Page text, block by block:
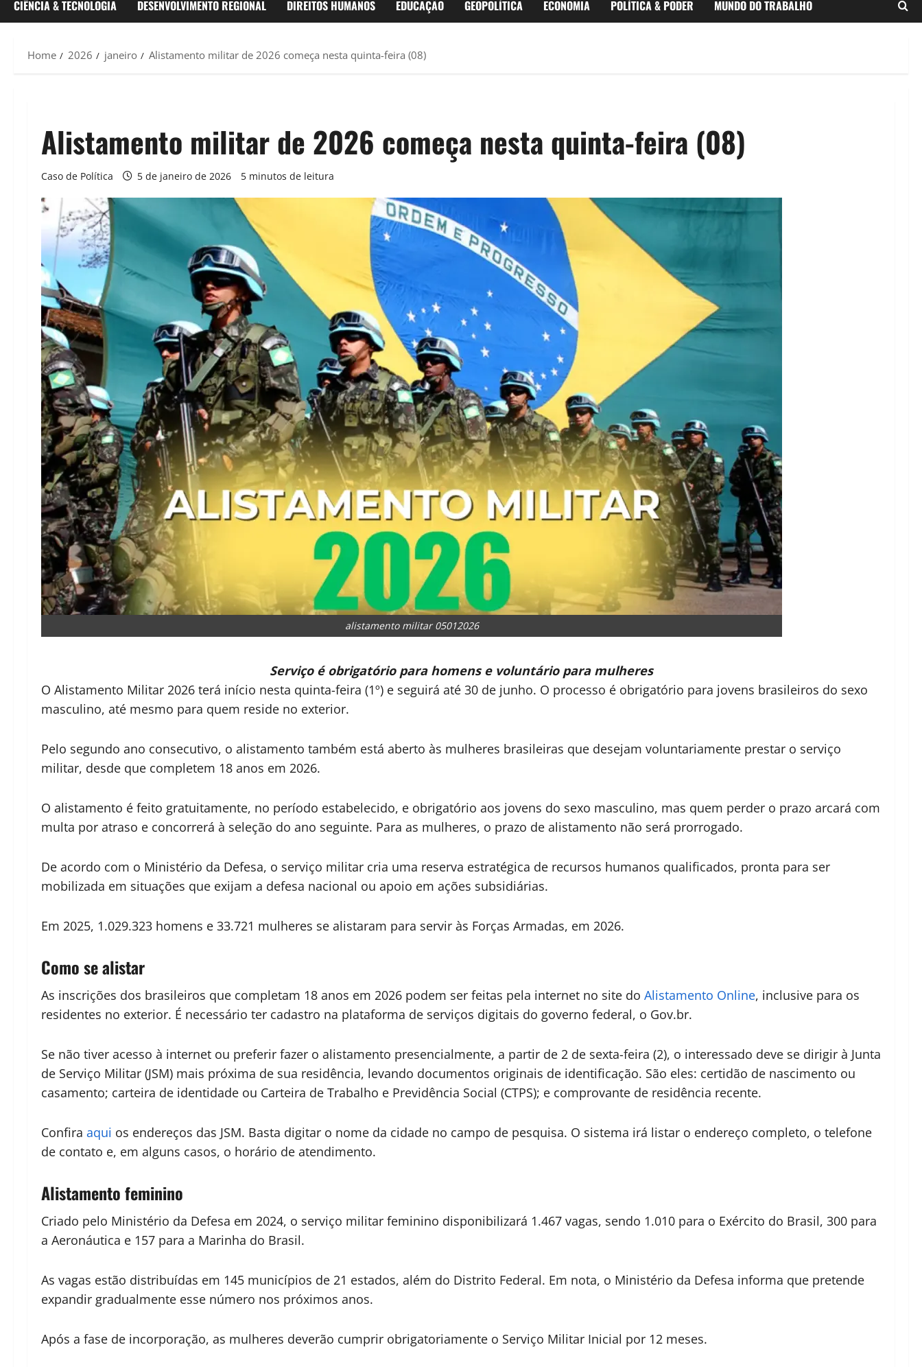
CIÊNCIA & TECNOLOGIA DESENVOLVIMENTO REGIONAL DIREITOS HUMANOS EDUCAÇÃO GEOPOLÍTICA ECONOMIA POLÍTICA & PODER MUNDO DO TRABALHO
Home 2026 janeiro Alistamento militar de 2026 começa nesta quinta-feira (08)
Alistamento militar de 2026 começa nesta quinta-feira (08)
Caso de Política 5 de janeiro de 2026 5 minutos de leitura
alistamento militar 05012026
Serviço é obrigatório para homens e voluntário para mulheres
O Alistamento Militar 2026 terá início nesta quinta-feira (1º) e seguirá até 30 de junho. O processo é obrigatório para jovens brasileiros do sexo
masculino, até mesmo para quem reside no exterior.
Pelo segundo ano consecutivo, o alistamento também está aberto às mulheres brasileiras que desejam voluntariamente prestar o serviço
militar, desde que completem 18 anos em 2026.
O alistamento é feito gratuitamente, no período estabelecido, e obrigatório aos jovens do sexo masculino, mas quem perder o prazo arcará com
multa por atraso e concorrerá à seleção do ano seguinte. Para as mulheres, o prazo de alistamento não será prorrogado.
De acordo com o Ministério da Defesa, o serviço militar cria uma reserva estratégica de recursos humanos qualificados, pronta para ser
mobilizada em situações que exijam a defesa nacional ou apoio em ações subsidiárias.
Em 2025, 1.029.323 homens e 33.721 mulheres se alistaram para servir às Forças Armadas, em 2026.
Como se alistar
As inscrições dos brasileiros que completam 18 anos em 2026 podem ser feitas pela internet no site do Alistamento Online, inclusive para os
residentes no exterior. É necessário ter cadastro na plataforma de serviços digitais do governo federal, o Gov.br.
Se não tiver acesso à internet ou preferir fazer o alistamento presencialmente, a partir de 2 de sexta-feira (2), o interessado deve se dirigir à Junta
de Serviço Militar (JSM) mais próxima de sua residência, levando documentos originais de identificação. São eles: certidão de nascimento ou
casamento; carteira de identidade ou Carteira de Trabalho e Previdência Social (CTPS); e comprovante de residência recente.
Confira aqui os endereços das JSM. Basta digitar o nome da cidade no campo de pesquisa. O sistema irá listar o endereço completo, o telefone
de contato e, em alguns casos, o horário de atendimento.
Alistamento feminino
Criado pelo Ministério da Defesa em 2024, o serviço militar feminino disponibilizará 1.467 vagas, sendo 1.010 para o Exército do Brasil, 300 para
a Aeronáutica e 157 para a Marinha do Brasil.
As vagas estão distribuídas em 145 municípios de 21 estados, além do Distrito Federal. Em nota, o Ministério da Defesa informa que pretende
expandir gradualmente esse número nos próximos anos.
Após a fase de incorporação, as mulheres deverão cumprir obrigatoriamente o Serviço Militar Inicial por 12 meses.